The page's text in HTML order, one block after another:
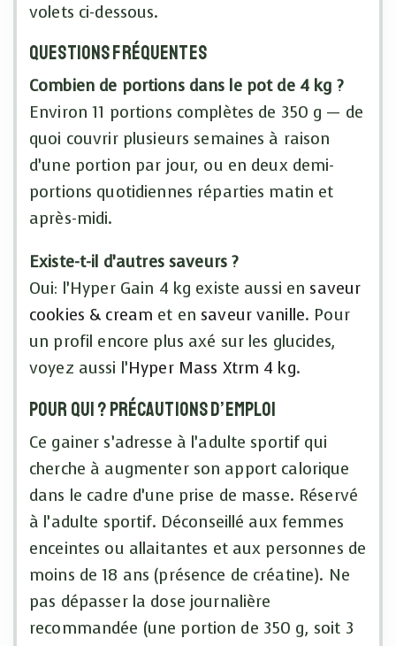
volets ci-dessous.
Questions fréquentes
Combien de portions dans le pot de 4 kg ?
Environ 11 portions complètes de 350 g — de
quoi couvrir plusieurs semaines à raison
d’une portion par jour, ou en deux demi-
portions quotidiennes réparties matin et
après-midi.
Existe-t-il d’autres saveurs ?
Oui: l’Hyper Gain 4 kg existe aussi ensaveur
cookies & cream et ensaveur vanille. Pour
un profil encore plus axé sur les glucides,
voyez aussi l’Hyper Mass Xtrm 4 kg.
Pour qui ? Précautions d’emploi
Ce gainer s’adresse à l’adulte sportif qui
cherche à augmenter son apport calorique
dans le cadre d’une prise de masse. Réservé
à l’adulte sportif. Déconseillé aux femmes
enceintes ou allaitantes et aux personnes de
moins de 18 ans (présence de créatine). Ne
pas dépasser la dose journalière
recommandée (une portion de 350 g, soit 3